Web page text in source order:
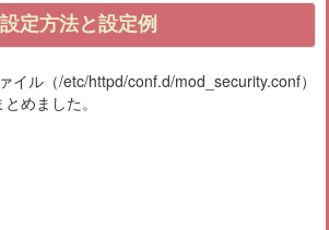
定方法と設定例
イル（/etc/httpd/conf.d/mod_security.conf）
めました。